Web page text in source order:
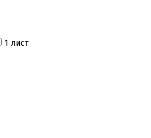
1 лист